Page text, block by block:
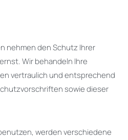
nehmen den Schutz Ihrer
Wir behandeln Ihre
vertraulich und entsprechend
sowie dieser
werden verschiedene